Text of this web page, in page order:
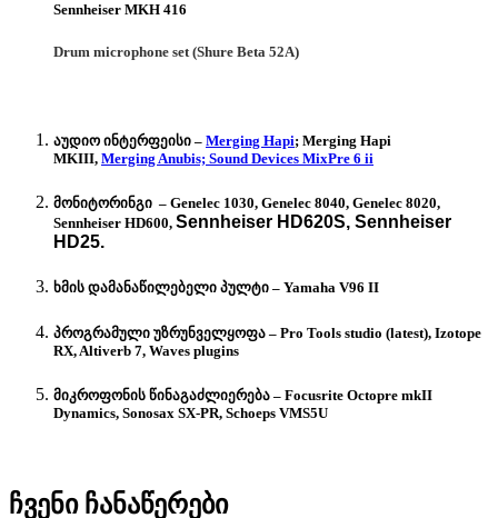
Sennheiser MKH 416
Drum microphone set (Shure Beta 52A)
აუდიო ინტერფეისი – Merging Hapi; Merging Hapi
MKIII, Merging Anubis; Sound Devices MixPre 6 ii
მონიტორინგი – Genelec 1030, Genelec 8040, Genelec 8020,
Sennheiser HD600, Sennheiser HD620S, Sennheiser
HD25.
ხმის დამანაწილებელი პულტი – Yamaha V96 II
პროგრამული უზრუნველყოფა – Pro Tools studio (latest), Izotope
RX, Altiverb 7, Waves plugins
მიკროფონის წინაგაძლიერება – Focusrite Octopre mkII
Dynamics, Sonosax SX-PR, Schoeps VMS5U
ჩვენი ჩანაწერები